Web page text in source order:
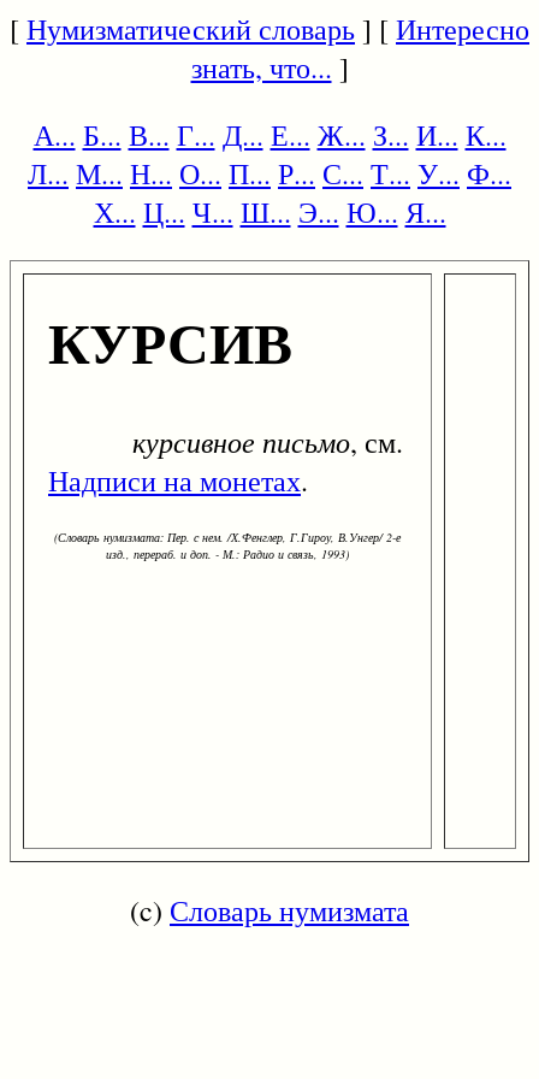
[Нумизматический словарь] [Интересно
знать, что... ]
А... Б... В... Г... Д... Е... Ж... З... И... К...
Л... М... Н... О... П... Р... С... Т... У... Ф...
Х... Ц... Ч... Ш... Э... Ю... Я...
КУРСИВ
курсивное письмо, см.
Надписи на монетах.
(Словарь нумизмата: Пер. с нем. /Х.Фенглер, Г.Гироу, В.Унгер/ 2-е
изд., перераб. и доп. - М.: Радио и связь, 1993)
(c) Словарь нумизмата